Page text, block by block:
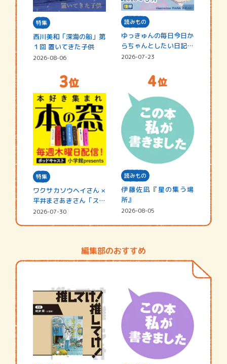
特集
西川美和「深海の船」第
１回 置いてきた子供
2026-08-06
読みもの
ゆっきゅんの毎日今日か
らちゃんとしたい日記
☆202…
2026-07-23
特集
ワクサカソウヘイさん ×
平井まさあきさん「スペ
シャ…
2026-07-30
読みもの
伊藤佐凪『星の集う場
所』
2026-08-05
編集部のおすすめ